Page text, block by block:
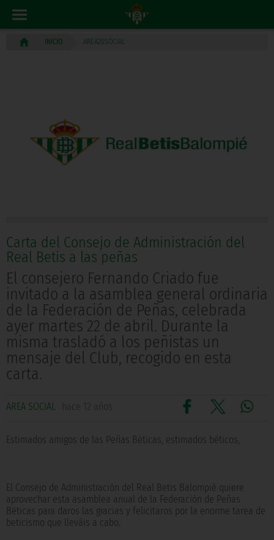
INICIO AREA20SOCIAL
Carta del Consejo de Administración del
Real Betis a las peñas
El consejero Fernando Criado fue
invitado a la asamblea general ordinaria
de la Federación de Peñas, celebrada
ayer martes 22 de abril. Durante la
misma trasladó a los peñistas un
mensaje del Club, recogido en esta
carta.
AREA SOCIAL hace 12 años
Estimados amigos de las Peñas Béticas, estimados béticos,
El Consejo de Administración del Real Betis Balompié quiere
aprovechar esta asamblea anual de la Federación de Peñas
Béticas para daros las gracias y felicitaros por la enorme tarea de
beticismo que lleváis a cabo.